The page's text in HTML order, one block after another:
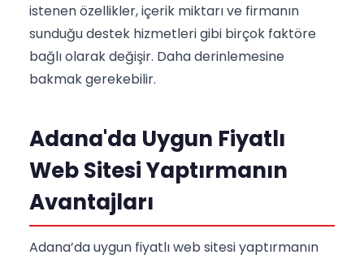
istenen özellikler, içerik miktarı ve firmanın
sunduğu destek hizmetleri gibi birçok faktöre
bağlı olarak değişir. Daha derinlemesine
bakmak gerekebilir.
Adana'da Uygun Fiyatlı
Web Sitesi Yaptırmanın
Avantajları
Adana’da uygun fiyatlı web sitesi yaptırmanın